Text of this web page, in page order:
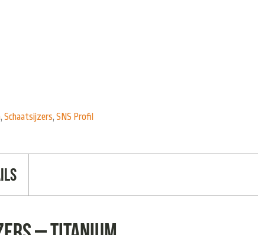
, Schaatsijzers, SNS Profil